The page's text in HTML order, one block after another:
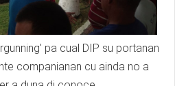
pa cual DIP su portanan
companianan cu ainda no a